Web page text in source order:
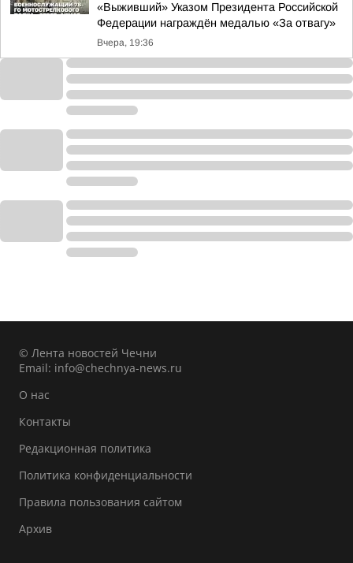
«Выживший» Указом Президента Российской
Федерации награждён медалью «За отвагу»
Вчера, 19:36
© Лента новостей Чечни
Email: info@chechnya-news.ru
О нас
Контакты
Редакционная политика
Политика конфиденциальности
Правила пользования сайтом
Архив